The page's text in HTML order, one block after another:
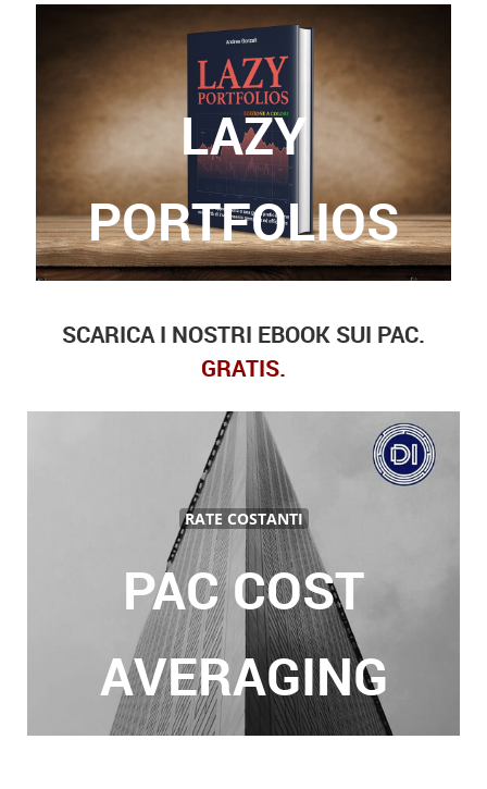
Grazie a questo libro, potrete finalmente trovare
le risposte a queste domande.
LAZY
PORTFOLIOS
SCARICA I NOSTRI EBOOK SUI PAC.
GRATIS.
RATE COSTANTI
PAC COST
AVERAGING